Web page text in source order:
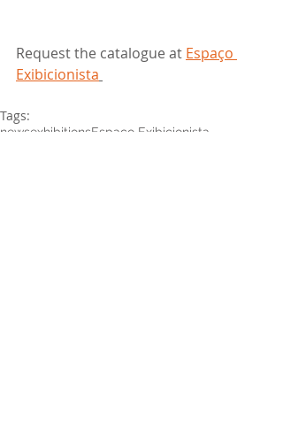
Request the catalogue at Espaço
Exibicionista
Tags:
newsexhibitionsEspaço Exibicionista